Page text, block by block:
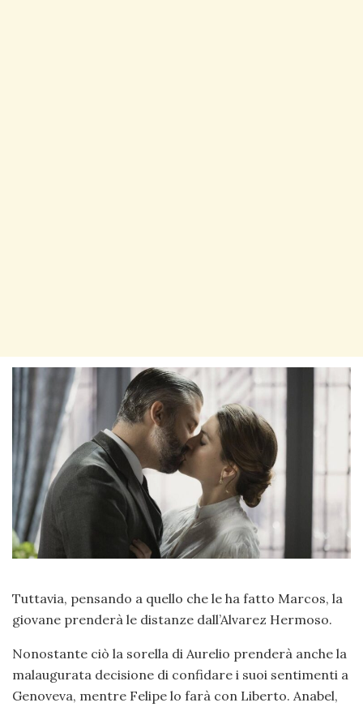
Tuttavia, pensando a quello che le ha fatto Marcos, la
giovane prenderà le distanze dall’Alvarez Hermoso.
Nonostante ciò la sorella di Aurelio prenderà anche la
malaugurata decisione di confidare i suoi sentimenti a
Genoveva, mentre Felipe lo farà con Liberto. Anabel,